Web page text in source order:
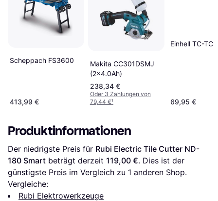
Scheppach FS3600
413,99 €
Makita CC301DSMJ
(2x4.0Ah)
238,34 €
Oder 3 Zahlungen von
79,44 €¹
Einhell TC-TC
69,95 €
Produktinformationen
Der niedrigste Preis für Rubi Electric Tile Cutter ND-
180 Smart beträgt derzeit 119,00 €. Dies ist der
günstigste Preis im Vergleich zu 1 anderen Shop.
Vergleiche:
Rubi Elektrowerkzeuge